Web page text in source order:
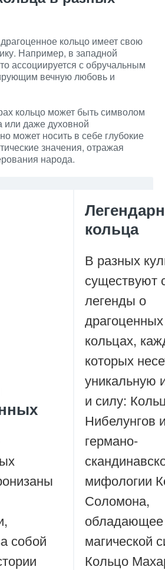
кольцо имеет свою
Например, в западной
ассоциируется с обручальным
вечную любовь и
кольцо может быть символом
или даже духовной
может носить в себе глубокие
значения, отражая
народа.
собой
кольца
В разных
существуют
легенды о
драгоценных
кольцах,
которых
уникальную
и силу:
Нибелунгов
германо-
мифологии
Соломона,
обладающее
магической
Кольцо